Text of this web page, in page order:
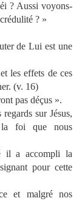
? Aussi voyons-
? »
de Lui est une
les effets de ces
(v. 16)
pas déçus ».
sur Jésus,
la foi que nous
il a accompli la
pour cette
et malgré nos